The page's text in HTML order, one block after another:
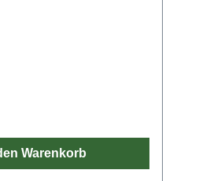
Warenkorb